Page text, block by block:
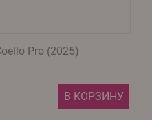
Pro (2025)
В КОРЗИНУ